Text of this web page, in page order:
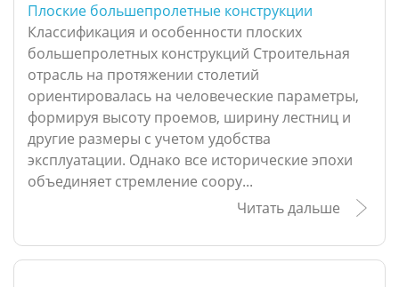
Плоские большепролетные конструкции
Классификация и особенности плоских
большепролетных конструкций Строительная
отрасль на протяжении столетий
ориентировалась на человеческие параметры,
формируя высоту проемов, ширину лестниц и
другие размеры с учетом удобства
эксплуатации. Однако все исторические эпохи
объединяет стремление соору...
Читать дальше